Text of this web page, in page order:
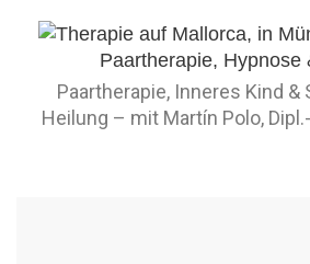
Paartherapie, Inneres Kind
Heilung – mit Martín Polo,